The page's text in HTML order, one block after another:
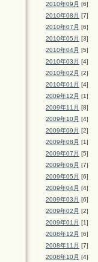
2010年09月 [6]
2010年08月 [7]
2010年07月 [6]
2010年05月 [3]
2010年04月 [5]
2010年03月 [4]
2010年02月 [2]
2010年01月 [4]
2009年12月 [1]
2009年11月 [8]
2009年10月 [4]
2009年09月 [2]
2009年08月 [1]
2009年07月 [5]
2009年06月 [7]
2009年05月 [6]
2009年04月 [4]
2009年03月 [6]
2009年02月 [2]
2009年01月 [1]
2008年12月 [6]
2008年11月 [7]
2008年10月 [4]